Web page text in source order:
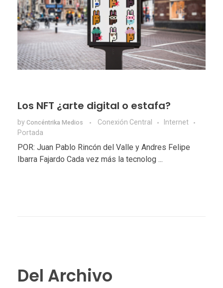
Los NFT ¿arte digital o estafa?
by Concéntrika Medios Conexión Central
Internet
Portada
POR: Juan Pablo Rincón del Valle y Andres Felipe
Ibarra Fajardo Cada vez más la tecnolog ...
Del Archivo